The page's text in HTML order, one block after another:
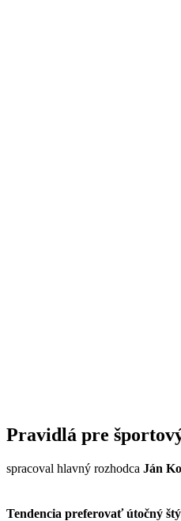
Pravidlá pre
spracoval hlavný rozhodca Ján
Tendencia preferovať útočný